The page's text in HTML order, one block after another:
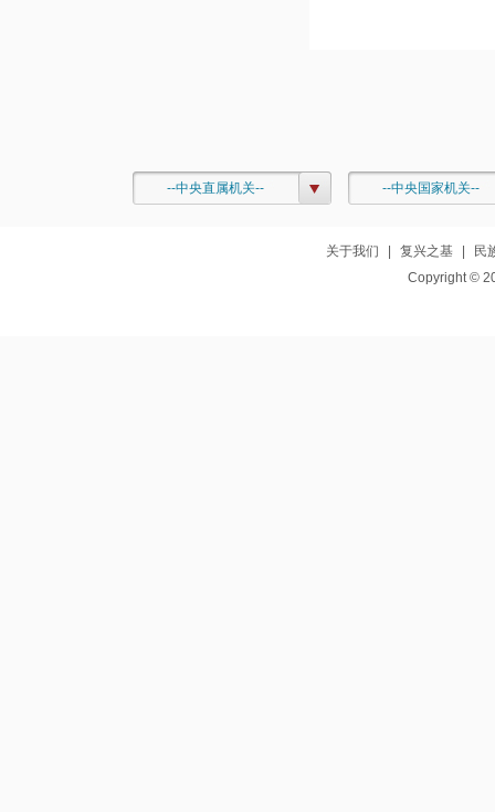
--中央直属机关-- --中央国家机关--
关于我们 复兴之基
民
Copyright ©